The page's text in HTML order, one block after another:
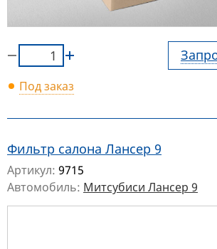
Под заказ
Фильтр салона Лансер 9
Артикул: 9715
Автомобиль: Митсубиси Лансер 9